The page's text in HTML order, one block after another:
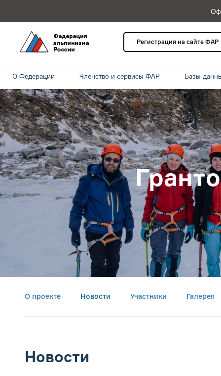
Регистрация на сайте ФАР
О Федерации Членство и сервисы ФАР Базы
О проекте Новости Участники Галерея
Новости